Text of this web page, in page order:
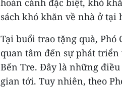
hoàn cảnh đặc biệt, khó
sách khó khăn về nhà ở tại
Tại buổi trao tặng quà,
quan tâm đến sự phát
Bến Tre. Đây là những
gian tới. Tuy nhiên, theo